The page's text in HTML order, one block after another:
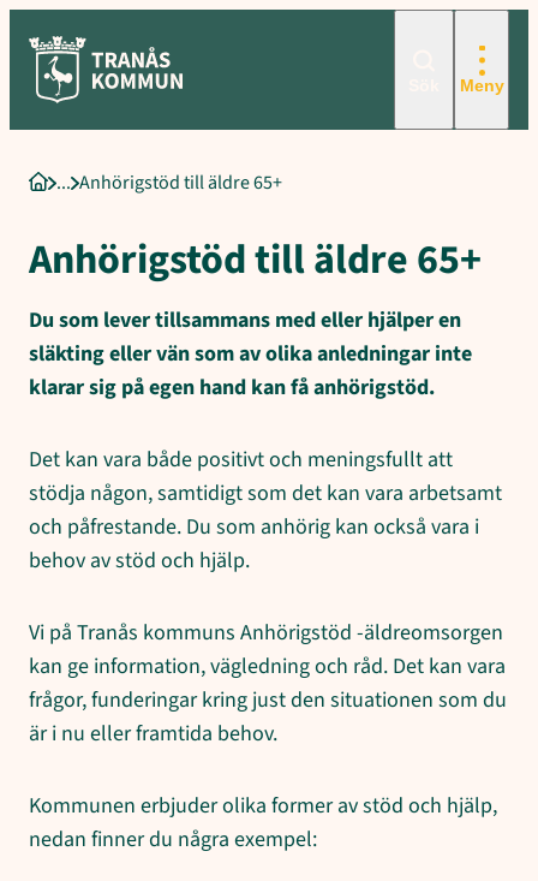
innehåll
Meny
StartsidaAnhörigstöd till äldre 65+
Anhörigstöd till äldre 65+
Du som lever tillsammans med eller hjälper en
släkting eller vän som av olika anledningar inte
klarar sig på egen hand kan få anhörigstöd.
Det kan vara både positivt och meningsfullt att
stödja någon, samtidigt som det kan vara arbetsamt
och påfrestande. Du som anhörig kan också vara i
behov av stöd och hjälp.
Vi på Tranås kommuns Anhörigstöd -äldreomsorgen
kan ge information, vägledning och råd. Det kan vara
frågor, funderingar kring just den situationen som du
är i nu eller framtida behov.
Kommunen erbjuder olika former av stöd och hjälp,
nedan finner du några exempel: